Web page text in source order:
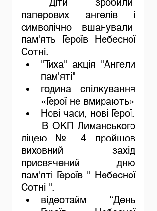
паперових ангелів і
символічно вшанували
пам'ять Героїв Небесної
Сотні.
"Тиха" акція "Ангели
пам'яті"
година спілкування
«Герої не вмирають»
Нові часи, нові Герої.
В ОКП Лиманського
ліцею № 4 пройшов
виховний захід
присвячений дню
пам'яті Героїв " Небесної
Сотні ".
відеотайм “День